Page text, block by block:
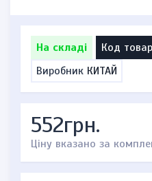
На складі
Код
Виробник КИТАЙ
552грн.
Ціну вказано за